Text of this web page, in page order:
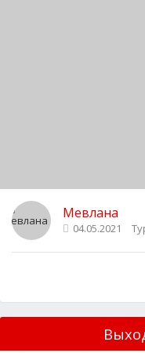
Мевлана
04.05.2021